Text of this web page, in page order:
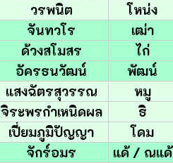
วรพนิต โหน่ง
จันทวโร เฒ่า
ด้วงสโมสร ไก่
อัครธนวัฒน์ พัฒน์
แสงฉัตรสุวรรณ หมู
จิระพรกำเหนิดผล ธิ
เปี่ยมภูมิปัญญา โดม
จักร์อมร แด้ / ณแด้